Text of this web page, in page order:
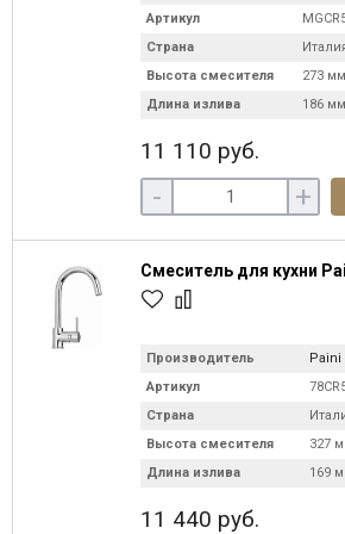
Артикул
Страна
Высота смесителя
273 мм
Длина излива
186 мм
11 110 руб.
- +
Смеситель для кухни
Производитель
Paini
Артикул
Страна
Высота смесителя
327
Длина излива
169
11 440 руб.